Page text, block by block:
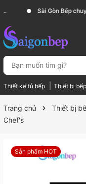
Sài Gòn Bếp chuyên
Thiết kế tủ bếp Thiết bị bếp
Trang chủ Thiết bị
Chef's
Sản phẩm HOT